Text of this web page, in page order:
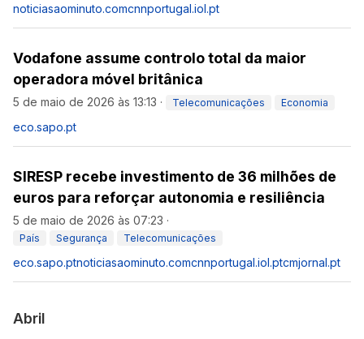
noticiasaominuto.comcnnportugal.iol.pt
Vodafone assume controlo total da maior
operadora móvel britânica
5 de maio de 2026 às 13:13 · Telecomunicações Economia
eco.sapo.pt
SIRESP recebe investimento de 36 milhões de
euros para reforçar autonomia e resiliência
5 de maio de 2026 às 07:23 ·
País Segurança Telecomunicações
eco.sapo.ptnoticiasaominuto.comcnnportugal.iol.ptcmjornal.pt
Abril